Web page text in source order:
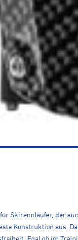
Skirennläufer, der
Konstruktion aus.